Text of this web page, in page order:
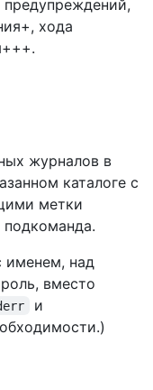
хода
журналов в
каталоге с
метки
именем, над
вместо
и